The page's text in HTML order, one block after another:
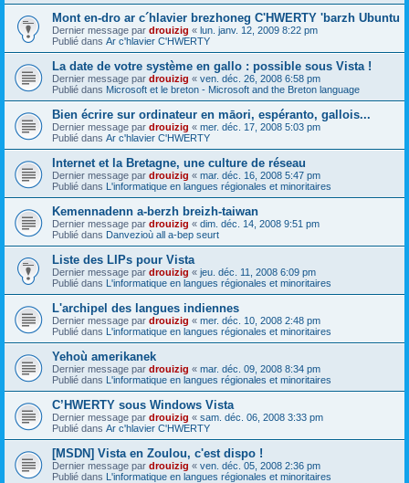
Mont en-dro ar c´hlavier brezhoneg C'HWERTY 'barzh Ubuntu
Dernier message par drouizig « lun. janv. 12, 2009 8:22 pm
Publié dans Ar c'hlavier C'HWERTY
La date de votre système en gallo : possible sous Vista !
Dernier message par drouizig « ven. déc. 26, 2008 6:58 pm
Publié dans Microsoft et le breton - Microsoft and the Breton language
Bien écrire sur ordinateur en māori, espéranto, gallois...
Dernier message par drouizig « mer. déc. 17, 2008 5:03 pm
Publié dans Ar c'hlavier C'HWERTY
Internet et la Bretagne, une culture de réseau
Dernier message par drouizig « mar. déc. 16, 2008 5:47 pm
Publié dans L'informatique en langues régionales et minoritaires
Kemennadenn a-berzh breizh-taiwan
Dernier message par drouizig « dim. déc. 14, 2008 9:51 pm
Publié dans Danvezioù all a-bep seurt
Liste des LIPs pour Vista
Dernier message par drouizig « jeu. déc. 11, 2008 6:09 pm
Publié dans L'informatique en langues régionales et minoritaires
L'archipel des langues indiennes
Dernier message par drouizig « mer. déc. 10, 2008 2:48 pm
Publié dans L'informatique en langues régionales et minoritaires
Yehoù amerikanek
Dernier message par drouizig « mar. déc. 09, 2008 8:34 pm
Publié dans L'informatique en langues régionales et minoritaires
C’HWERTY sous Windows Vista
Dernier message par drouizig « sam. déc. 06, 2008 3:33 pm
Publié dans Ar c'hlavier C'HWERTY
[MSDN] Vista en Zoulou, c'est dispo !
Dernier message par drouizig « ven. déc. 05, 2008 2:36 pm
Publié dans L'informatique en langues régionales et minoritaires